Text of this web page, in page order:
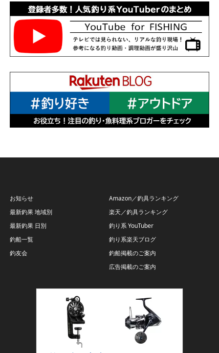
お知らせ
最新釣果 地域別
最新釣果 日別
釣船一覧
釣友会
Amazon／釣具ランキング
楽天／釣具ランキング
釣り系 YouTuber
釣り系楽天ブログ
釣船掲載のご案内
広告掲載のご案内